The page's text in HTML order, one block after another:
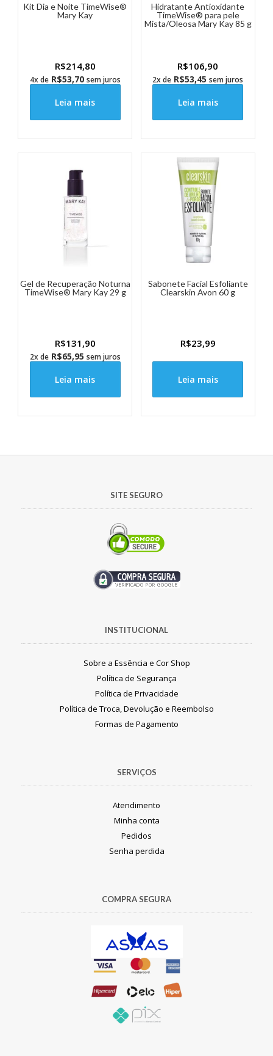
Kit Dia e Noite TimeWise®
Mary Kay
R$214,80
4x de R$53,70 sem juros
Leia mais
Hidratante Antioxidante
TimeWise® para pele
Mista/Oleosa Mary Kay 85 g
R$106,90
2x de R$53,45 sem juros
Leia mais
Gel de Recuperação Noturna
TimeWise® Mary Kay 29 g
R$131,90
2x de R$65,95 sem juros
Leia mais
Sabonete Facial Esfoliante
Clearskin Avon 60 g
R$23,99
Leia mais
SITE SEGURO
INSTITUCIONAL
Sobre a Essência e Cor Shop
Política de Segurança
Política de Privacidade
Política de Troca, Devolução e Reembolso
Formas de Pagamento
SERVIÇOS
Atendimento
Minha conta
Pedidos
Senha perdida
COMPRA SEGURA